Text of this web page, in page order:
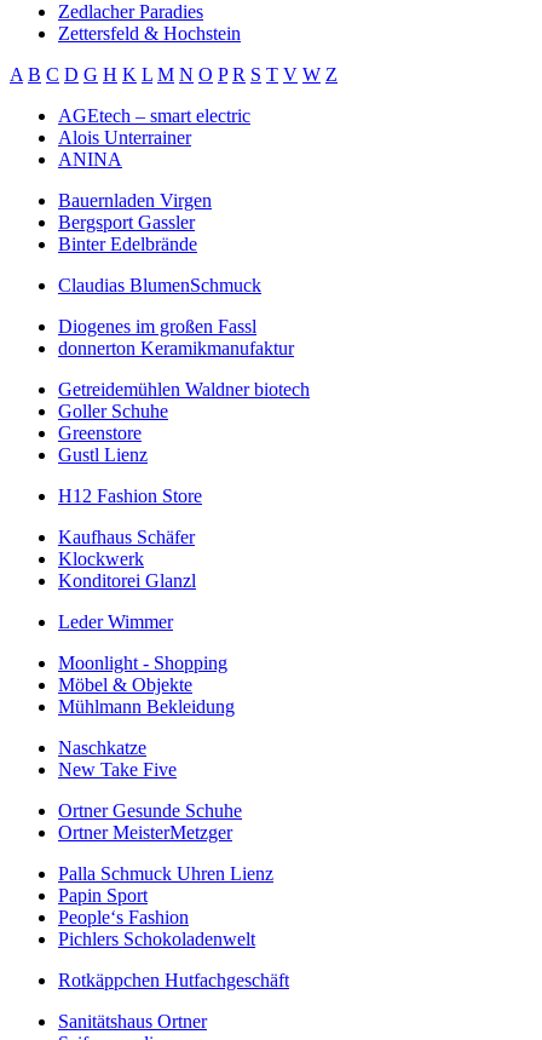
Zedlacher Paradies
Zettersfeld & Hochstein
A B C D G H K L M N O P R S T V W Z
AGEtech – smart electric
Alois Unterrainer
ANINA
Bauernladen Virgen
Bergsport Gassler
Binter Edelbrände
Claudias BlumenSchmuck
Diogenes im großen Fassl
donnerton Keramikmanufaktur
Getreidemühlen Waldner biotech
Goller Schuhe
Greenstore
Gustl Lienz
H12 Fashion Store
Kaufhaus Schäfer
Klockwerk
Konditorei Glanzl
Leder Wimmer
Moonlight - Shopping
Möbel & Objekte
Mühlmann Bekleidung
Naschkatze
New Take Five
Ortner Gesunde Schuhe
Ortner MeisterMetzger
Palla Schmuck Uhren Lienz
Papin Sport
People‘s Fashion
Pichlers Schokoladenwelt
Rotkäppchen Hutfachgeschäft
Sanitätshaus Ortner